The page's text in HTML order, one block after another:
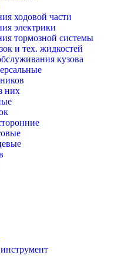
ходовой части
электрики
тормозной системы
и тех. жидкостей
кузова
них